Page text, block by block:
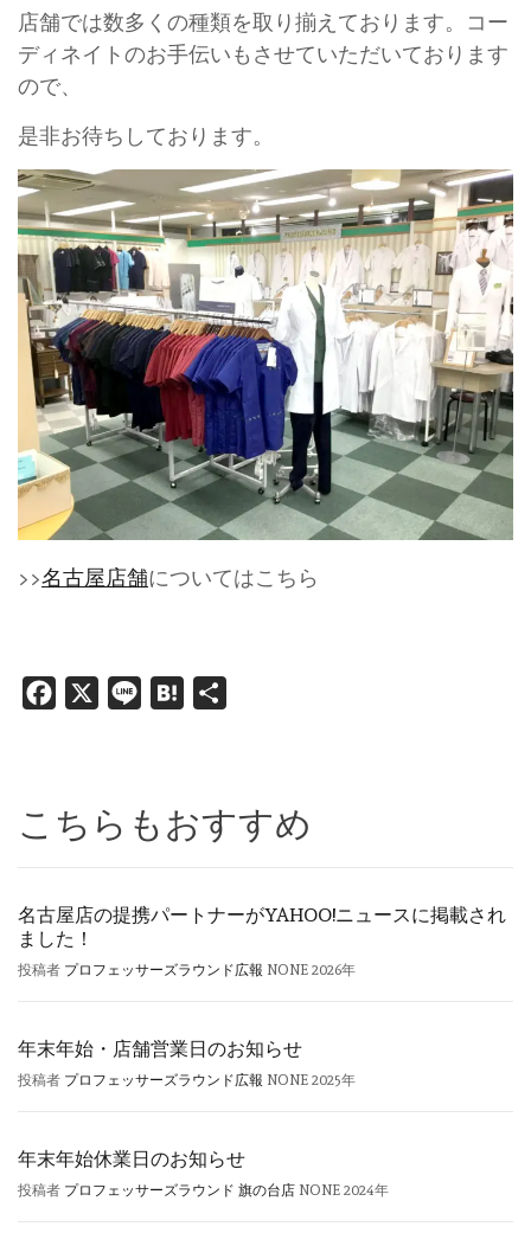
店舗では数多くの種類を取り揃えております。コー
ディネイトのお手伝いもさせていただいております
ので、
是非お待ちしております。
>>名古屋店舗についてはこちら
Facebook
X Line Hatena
こちらもおすすめ
名古屋店の提携パートナーがYAHOO!ニュースに掲載され
ました！
投稿者 プロフェッサーズラウンド広報 NONE 2026年
年末年始・店舗営業日のお知らせ
投稿者 プロフェッサーズラウンド広報 NONE 2025年
年末年始休業日のお知らせ
投稿者 プロフェッサーズラウンド 旗の台店 NONE 2024年